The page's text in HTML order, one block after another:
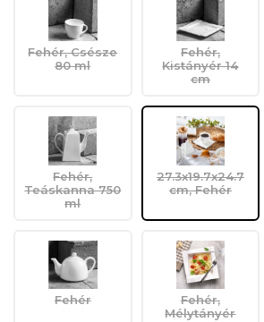
Fehér, Csésze
80 ml
Fehér,
Kistányér 14
cm
Fehér,
Teáskanna 750
ml
27.3x19.7x24.7
cm, Fehér
Fehér
Fehér,
Mélytányér